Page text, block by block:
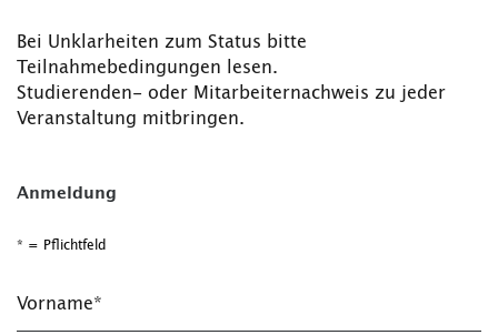
Bei Unklarheiten zum Status bitte
Teilnahmebedingungen lesen.
Studierenden- oder Mitarbeiternachweis zu jeder
Veranstaltung mitbringen.
Anmeldung
* = Pflichtfeld
Vorname*